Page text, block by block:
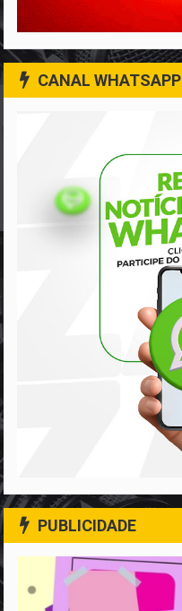
CANAL WHATSAPP
PUBLICIDADE